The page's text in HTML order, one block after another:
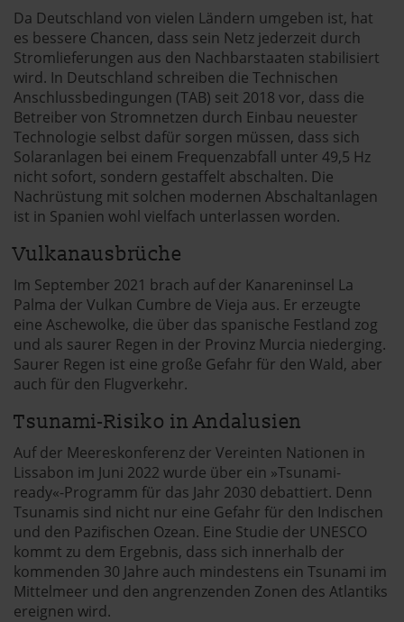
Da Deutschland von vielen Ländern umgeben ist, hat
es bessere Chancen, dass sein Netz jederzeit durch
Stromlieferungen aus den Nachbarstaaten stabilisiert
wird. In Deutschland schreiben die Technischen
Anschlussbedingungen (TAB) seit 2018 vor, dass die
Betreiber von Stromnetzen durch Einbau neuester
Technologie selbst dafür sorgen müssen, dass sich
Solaranlagen bei einem Frequenzabfall unter 49,5 Hz
nicht sofort, sondern gestaffelt abschalten. Die
Nachrüstung mit solchen modernen Abschaltanlagen
ist in Spanien wohl vielfach unterlassen worden.
Vulkanausbrüche
Im September 2021 brach auf der Kanareninsel La
Palma der Vulkan Cumbre de Vieja aus. Er erzeugte
eine Aschewolke, die über das spanische Festland zog
und als saurer Regen in der Provinz Murcia niederging.
Saurer Regen ist eine große Gefahr für den Wald, aber
auch für den Flugverkehr.
Tsunami-Risiko in Andalusien
Auf der Meereskonferenz der Vereinten Nationen in
Lissabon im Juni 2022 wurde über ein »Tsunami-
ready«-Programm für das Jahr 2030 debattiert. Denn
Tsunamis sind nicht nur eine Gefahr für den Indischen
und den Pazifischen Ozean. Eine Studie der UNESCO
kommt zu dem Ergebnis, dass sich innerhalb der
kommenden 30 Jahre auch mindestens ein Tsunami im
Mittelmeer und den angrenzenden Zonen des Atlantiks
ereignen wird.